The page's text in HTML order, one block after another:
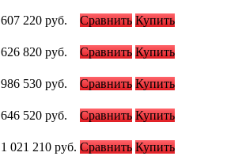
607 220 руб. Сравнить Купить
626 820 руб. Сравнить Купить
986 530 руб. Сравнить Купить
646 520 руб. Сравнить Купить
1 021 210 руб. Сравнить Купить